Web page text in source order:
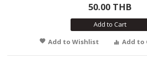
50.00 THB
Add to Cart
Add to Wishlist
Add to